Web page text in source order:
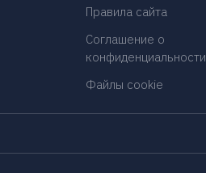
Правила сайта
Соглашение о
конфиденциальности
Файлы cookie